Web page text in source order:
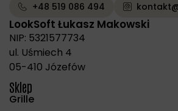
+48 519 086 494
LookSoft Łukasz Makowski
NIP: 5321577734
ul. Uśmiech 4
05-410 Józefów
Sklep
Grille